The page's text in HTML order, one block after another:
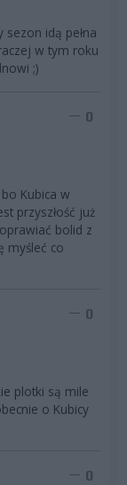
sezon idą pełna
w tym roku
;)
0
Kubica w
przyszłość już
bolid z
myśleć co
0
plotki są mile
o Kubicy
0